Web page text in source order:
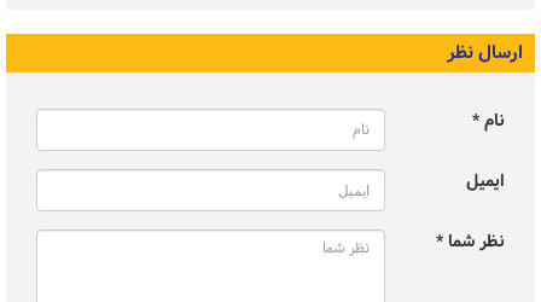
ارسال نظر
نام *
ایمیل
نظر شما *